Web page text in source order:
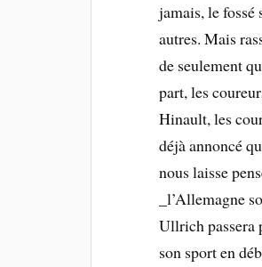
jamais, le
autres. Mais
de seulement
part, les
Hinault, les
déjà annoncé
nous laisse
_l’Allemagne
Ullrich passera
son sport en